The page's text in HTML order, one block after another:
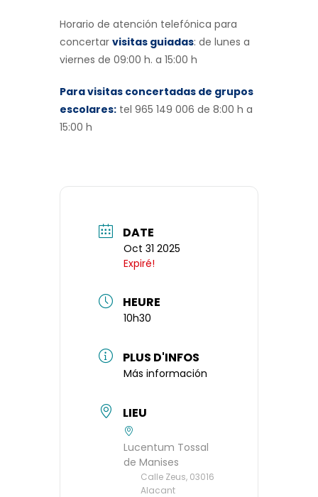
Horario de atención telefónica para
concertar visitas guiadas: de lunes a
viernes de 09:00 h. a 15:00 h
Para visitas concertadas de grupos
escolares: tel 965 149 006 de 8:00 h a
15:00 h
DATE
Oct 31 2025
Expiré!
HEURE
10h30
PLUS D'INFOS
Más información
LIEU
Lucentum Tossal
de Manises
Calle Zeus, 03016
Alacant